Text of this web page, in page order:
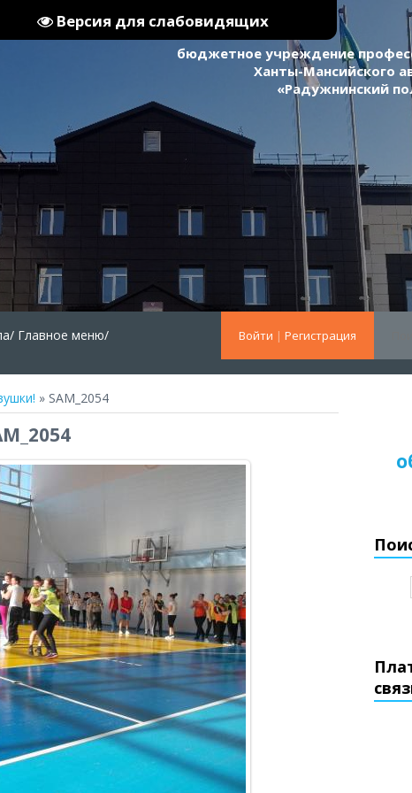
Версия для слабовидящих
бюджетное учреждение
Ханты-Мансийского
«Радужнинский
Войти | Регистрация
Главное меню/
» SAM_2054